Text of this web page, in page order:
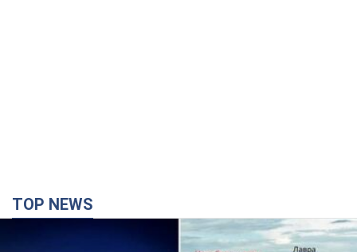
TOP NEWS